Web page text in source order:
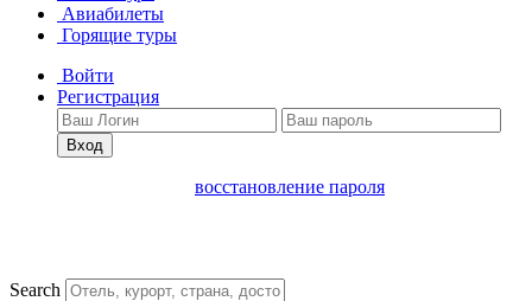
Авиабилеты
Горящие туры
Войти
Регистрация
Вход
восстановление пароля
Search